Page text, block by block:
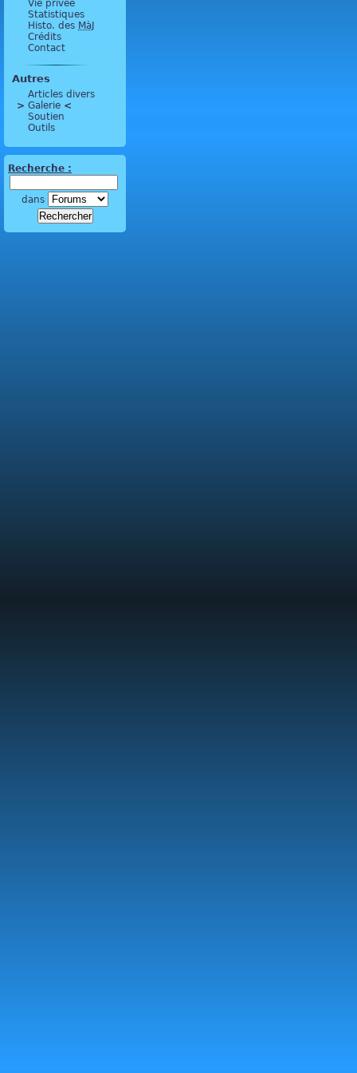
Vie privée
Statistiques
Histo. des MàJ
Crédits
Contact
Autres
Articles divers
> Galerie <
Soutien
Outils
Recherche :
dans